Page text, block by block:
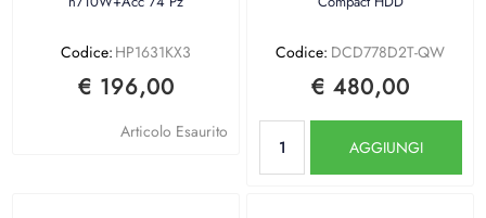
Codice: HP1631KX3
€ 196,00
Articolo Esaurito
Codice: DCD778D2T-QW
€ 480,00
AGGIUNGI